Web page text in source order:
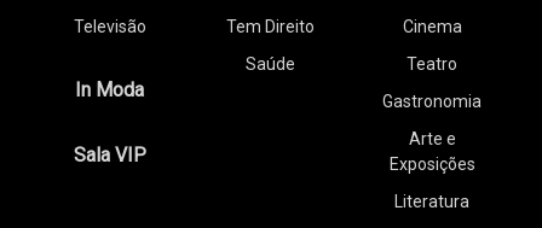
Televisão
In Moda
Sala VIP
Tem Direito
Saúde
Cinema
Teatro
Gastronomia
Arte e
Exposições
Literatura